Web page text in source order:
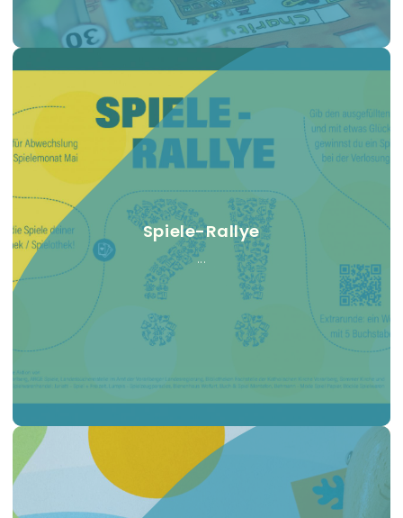
Spiele-Rallye
...